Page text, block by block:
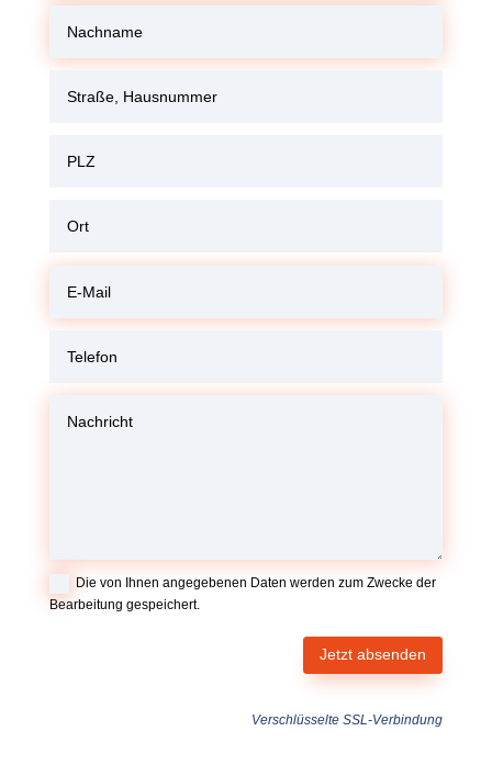
Die von Ihnen angegebenen Daten werden zum Zwecke der
Bearbeitung gespeichert.
Jetzt absenden
Verschlüsselte SSL-Verbindung